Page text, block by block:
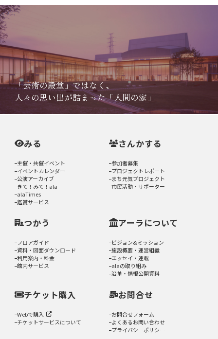
「芸術の殿堂」ではなく、
人々の思い出が詰まった「人間の家」
みる
主催・共催イベント
イベントカレンダー
公演アーカイブ
きて！みて！ala
alaTimes
鑑賞サービス
さんかする
参加者募集
プロジェクトレポート
まち元気プロジェクト
市民活動・サポーター
つかう
フロアガイド
資料・図面ダウンロード
利用案内・料金
館内サービス
アーラについて
ビジョン&ミッション
施設概要・運営組織
エッセイ・連載
alaの取り組み
沿革・情報公開資料
チケット購入
Webで購入
チケットサービスについて
お問合せ
お問合せフォーム
よくあるお問い合わせ
プライバシーポリシー